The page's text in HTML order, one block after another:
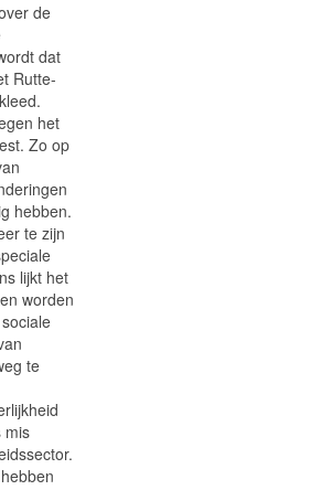
de
dat
Rutte-
het
Zo op
hebben.
te zijn
lijkt het
worden
te
mis